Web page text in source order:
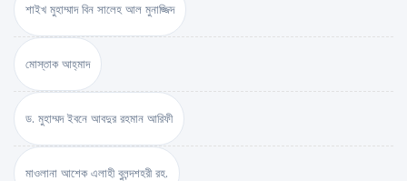
শাইখ মুহাম্মাদ বিন সালেহ আল মুনাজ্জিদ
মোস্তাক আহ্‌মাদ
ড. মুহাম্মদ ইবনে আবদুর রহমান আরিফী
মাওলানা আশেক এলাহী বুলন্দশহরী রহ.